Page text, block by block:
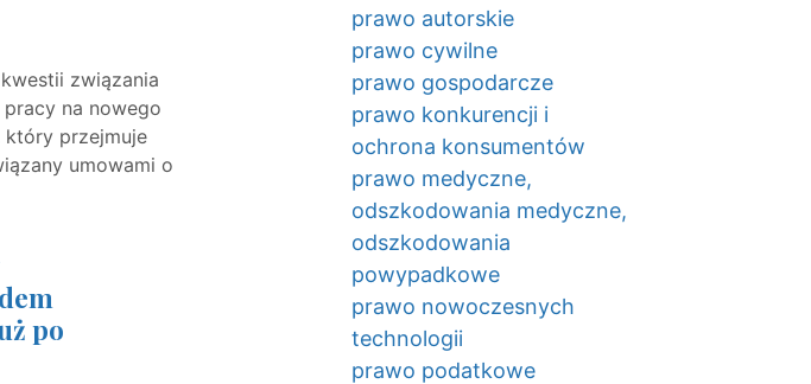
związania
na nowego
który przejmuje
umowami o
po
prawo autorskie
prawo cywilne
prawo gospodarcze
prawo konkurencji i
ochrona konsumentów
prawo medyczne,
odszkodowania medyczne,
odszkodowania
powypadkowe
prawo nowoczesnych
technologii
prawo podatkowe